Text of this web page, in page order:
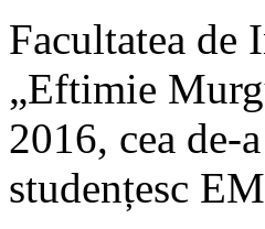
Facultatea de
„Eftimie
2016, cea
studențesc